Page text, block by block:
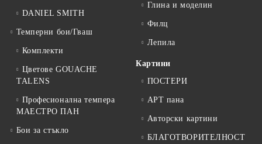
DANIEL SMITH
Темперни бои/Гваш
Комплекти
Цветове GOUACHE
TALENS
Професионална темпера
МАЕСТРО ПАН
Бои за стъкло
Глина и моделин
Филц
Лепила
Картини
ПОСТЕРИ
АРТ пана
Авторски картини
БЛАГОТВОРИТЕЛНОСТ